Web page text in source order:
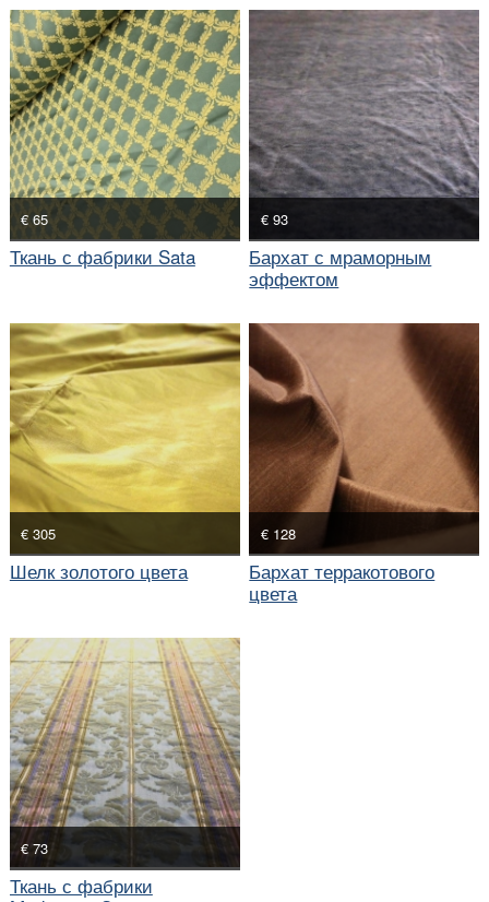
€ 65
Ткань с фабрики Sata
€ 93
Бархат с мраморным
эффектом
€ 305
Шелк золотого цвета
€ 128
Бархат терракотового
цвета
€ 73
Ткань с фабрики